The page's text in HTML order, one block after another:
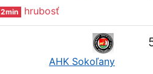
2min hrubosť
AHK Sokoľany